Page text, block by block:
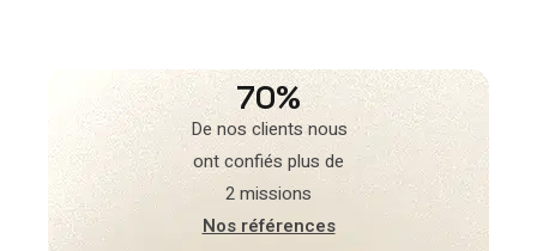
70%
De nos clients nous
ont confiés plus de
2 missions
Nos références